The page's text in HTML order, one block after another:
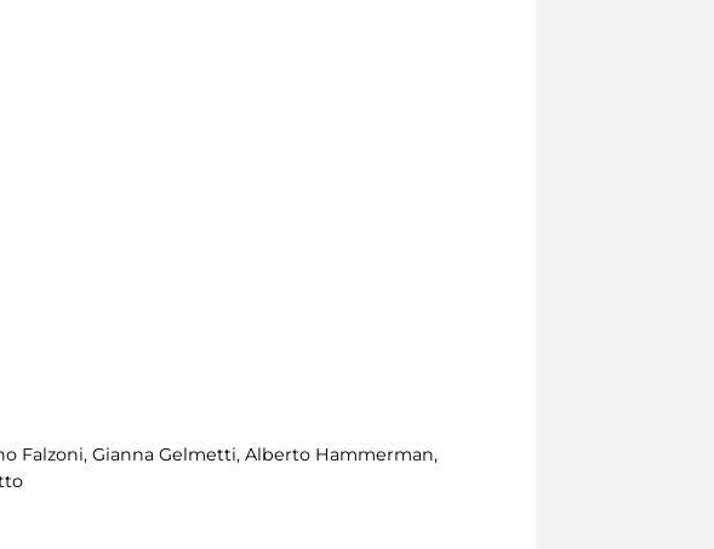
Falzoni, Gianna Gelmetti, Alberto Hammerman,